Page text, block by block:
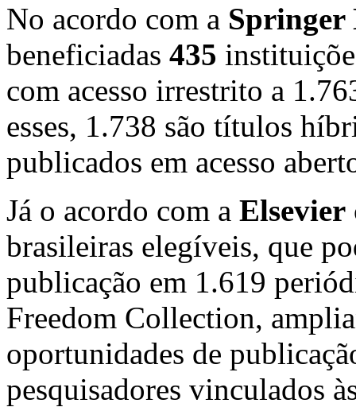
No acordo com a Springer
beneficiadas 435
com acesso irrestrito a
esses, 1.738 são títulos
publicados em acesso
Já o acordo com a Elsevier
brasileiras elegíveis, que
publicação em 1.619
Freedom Collection,
oportunidades de
pesquisadores vinculados